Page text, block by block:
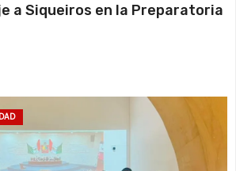
a Siqueiros en la Preparatoria